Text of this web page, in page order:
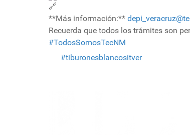
**Más información:**
Recuerda que todos los trámites son
#TodosSomosTecNM
#tiburonesblancositver